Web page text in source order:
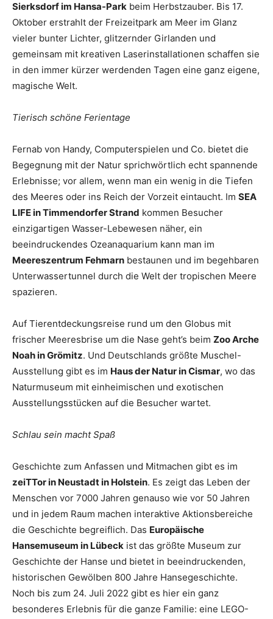
Sierksdorf im Hansa-Park beim Herbstzauber. Bis 17.
Oktober erstrahlt der Freizeitpark am Meer im Glanz
vieler bunter Lichter, glitzernder Girlanden und
gemeinsam mit kreativen Laserinstallationen schaffen sie
in den immer kürzer werdenden Tagen eine ganz eigene,
magische Welt.
Tierisch schöne Ferientage
Fernab von Handy, Computerspielen und Co. bietet die
Begegnung mit der Natur sprichwörtlich echt spannende
Erlebnisse; vor allem, wenn man ein wenig in die Tiefen
des Meeres oder ins Reich der Vorzeit eintaucht. Im SEA
LIFE in Timmendorfer Strand kommen Besucher
einzigartigen Wasser-Lebewesen näher, ein
beeindruckendes Ozeanaquarium kann man im
Meereszentrum Fehmarn bestaunen und im begehbaren
Unterwassertunnel durch die Welt der tropischen Meere
spazieren.
Auf Tierentdeckungsreise rund um den Globus mit
frischer Meeresbrise um die Nase geht’s beim Zoo Arche
Noah in Grömitz. Und Deutschlands größte Muschel-
Ausstellung gibt es im Haus der Natur in Cismar, wo das
Naturmuseum mit einheimischen und exotischen
Ausstellungsstücken auf die Besucher wartet.
Schlau sein macht Spaß
Geschichte zum Anfassen und Mitmachen gibt es im
zeiTTor in Neustadt in Holstein. Es zeigt das Leben der
Menschen vor 7000 Jahren genauso wie vor 50 Jahren
und in jedem Raum machen interaktive Aktionsbereiche
die Geschichte begreiflich. Das Europäische
Hansemuseum in Lübeck ist das größte Museum zur
Geschichte der Hanse und bietet in beeindruckenden,
historischen Gewölben 800 Jahre Hansegeschichte.
Noch bis zum 24. Juli 2022 gibt es hier ein ganz
besonderes Erlebnis für die ganze Familie: eine LEGO-